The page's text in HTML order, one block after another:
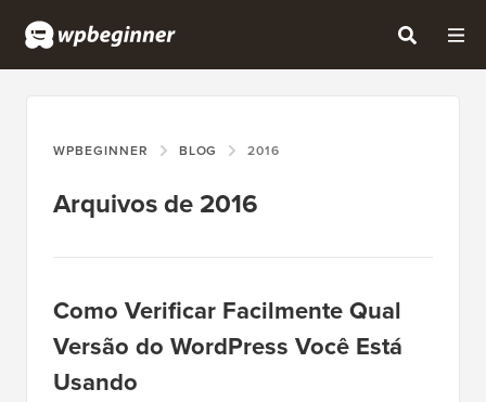
WPBEGINNER BLOG 2016
Arquivos de 2016
Como Verificar Facilmente Qual
Versão do WordPress Você Está
Usando